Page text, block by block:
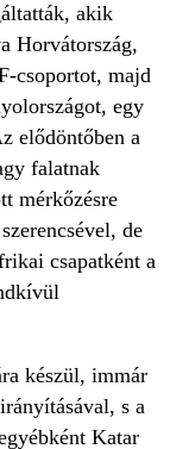
akik
Horvátország,
csoportot, majd
egy
elődöntőben a
falatnak
mérkőzésre
de
csapatként a
készül, immár
s a
Katar